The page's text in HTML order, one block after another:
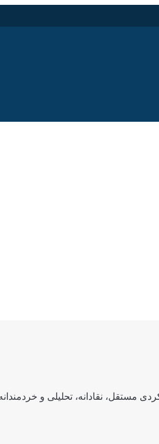
نقادانه، تحلیلی و